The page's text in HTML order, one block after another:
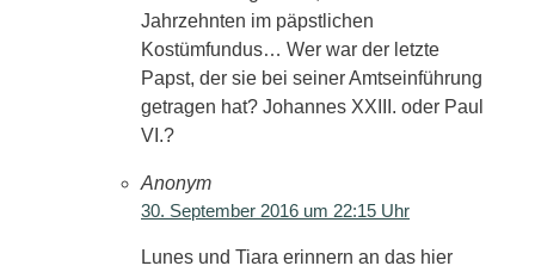
Jahrzehnten im päpstlichen
Kostümfundus… Wer war der letzte
Papst, der sie bei seiner Amtseinführung
getragen hat? Johannes XXIII. oder Paul
VI.?
Anonym
30. September 2016 um 22:15 Uhr
Lunes und Tiara erinnern an das hier